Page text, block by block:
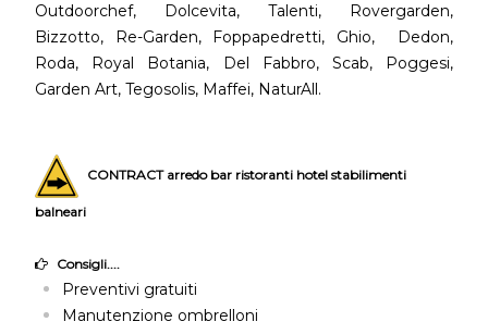
Outdoorchef, Dolcevita, Talenti, Rovergarden,
Bizzotto, Re-Garden, Foppapedretti, Ghio, Dedon,
Roda, Royal Botania, Del Fabbro, Scab, Poggesi,
Garden Art, Tegosolis, Maffei, NaturAll.
CONTRACT arredo bar ristoranti hotel stabilimenti
balneari
Consigli....
Preventivi gratuiti
Manutenzione ombrelloni